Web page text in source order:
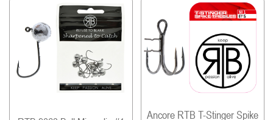
6062-1X-NP, foarte populare si apreciate in
randul pescarilor de rapitor pentru rezistenta si
agerimea varfului.
Firul folosit in legarea diferitelor elemente este
obtinut prin impletirea mai multor filamente de
otel si acoperit cu un start din plastic pentru
rezistenta sporita.
Nivelul de rezistenta al monturii este 60lb, aprox
Ancore RTB T-Stinger Spike